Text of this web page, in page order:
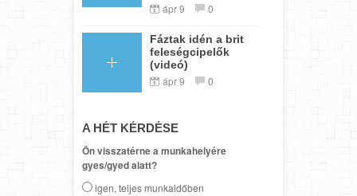
ápr 9 0
Fáztak idén a brit
feleségcipelők
(videó)
ápr 9 0
A HÉT KÉRDÉSE
Ön visszatérne a munkahelyére
gyes/gyed alatt?
igen, teljes munkaidőben